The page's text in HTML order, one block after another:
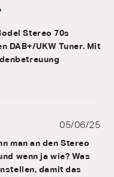
Stereo 70s
DAB+/UKW Tuner. Mit
man an den Stereo
wenn ja wie? Was
damit das
05/06/25